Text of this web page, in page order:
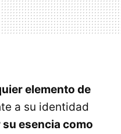
elemento de
a su identidad
esencia como